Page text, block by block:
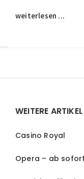
weiterlesen ...
WEITERE ARTIKEL
Casino Royal
Opera – ab